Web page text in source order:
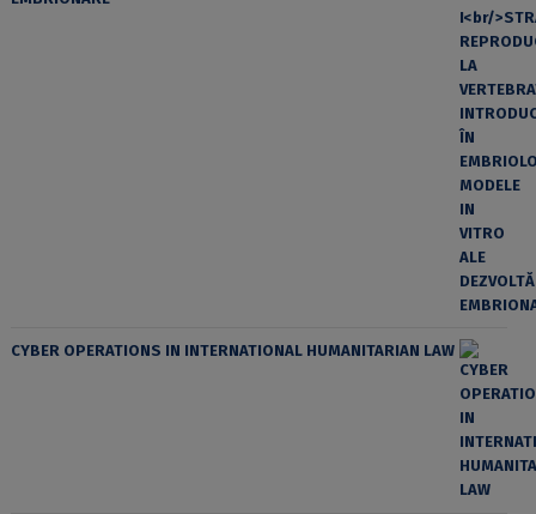
CYBER OPERATIONS IN INTERNATIONAL HUMANITARIAN LAW